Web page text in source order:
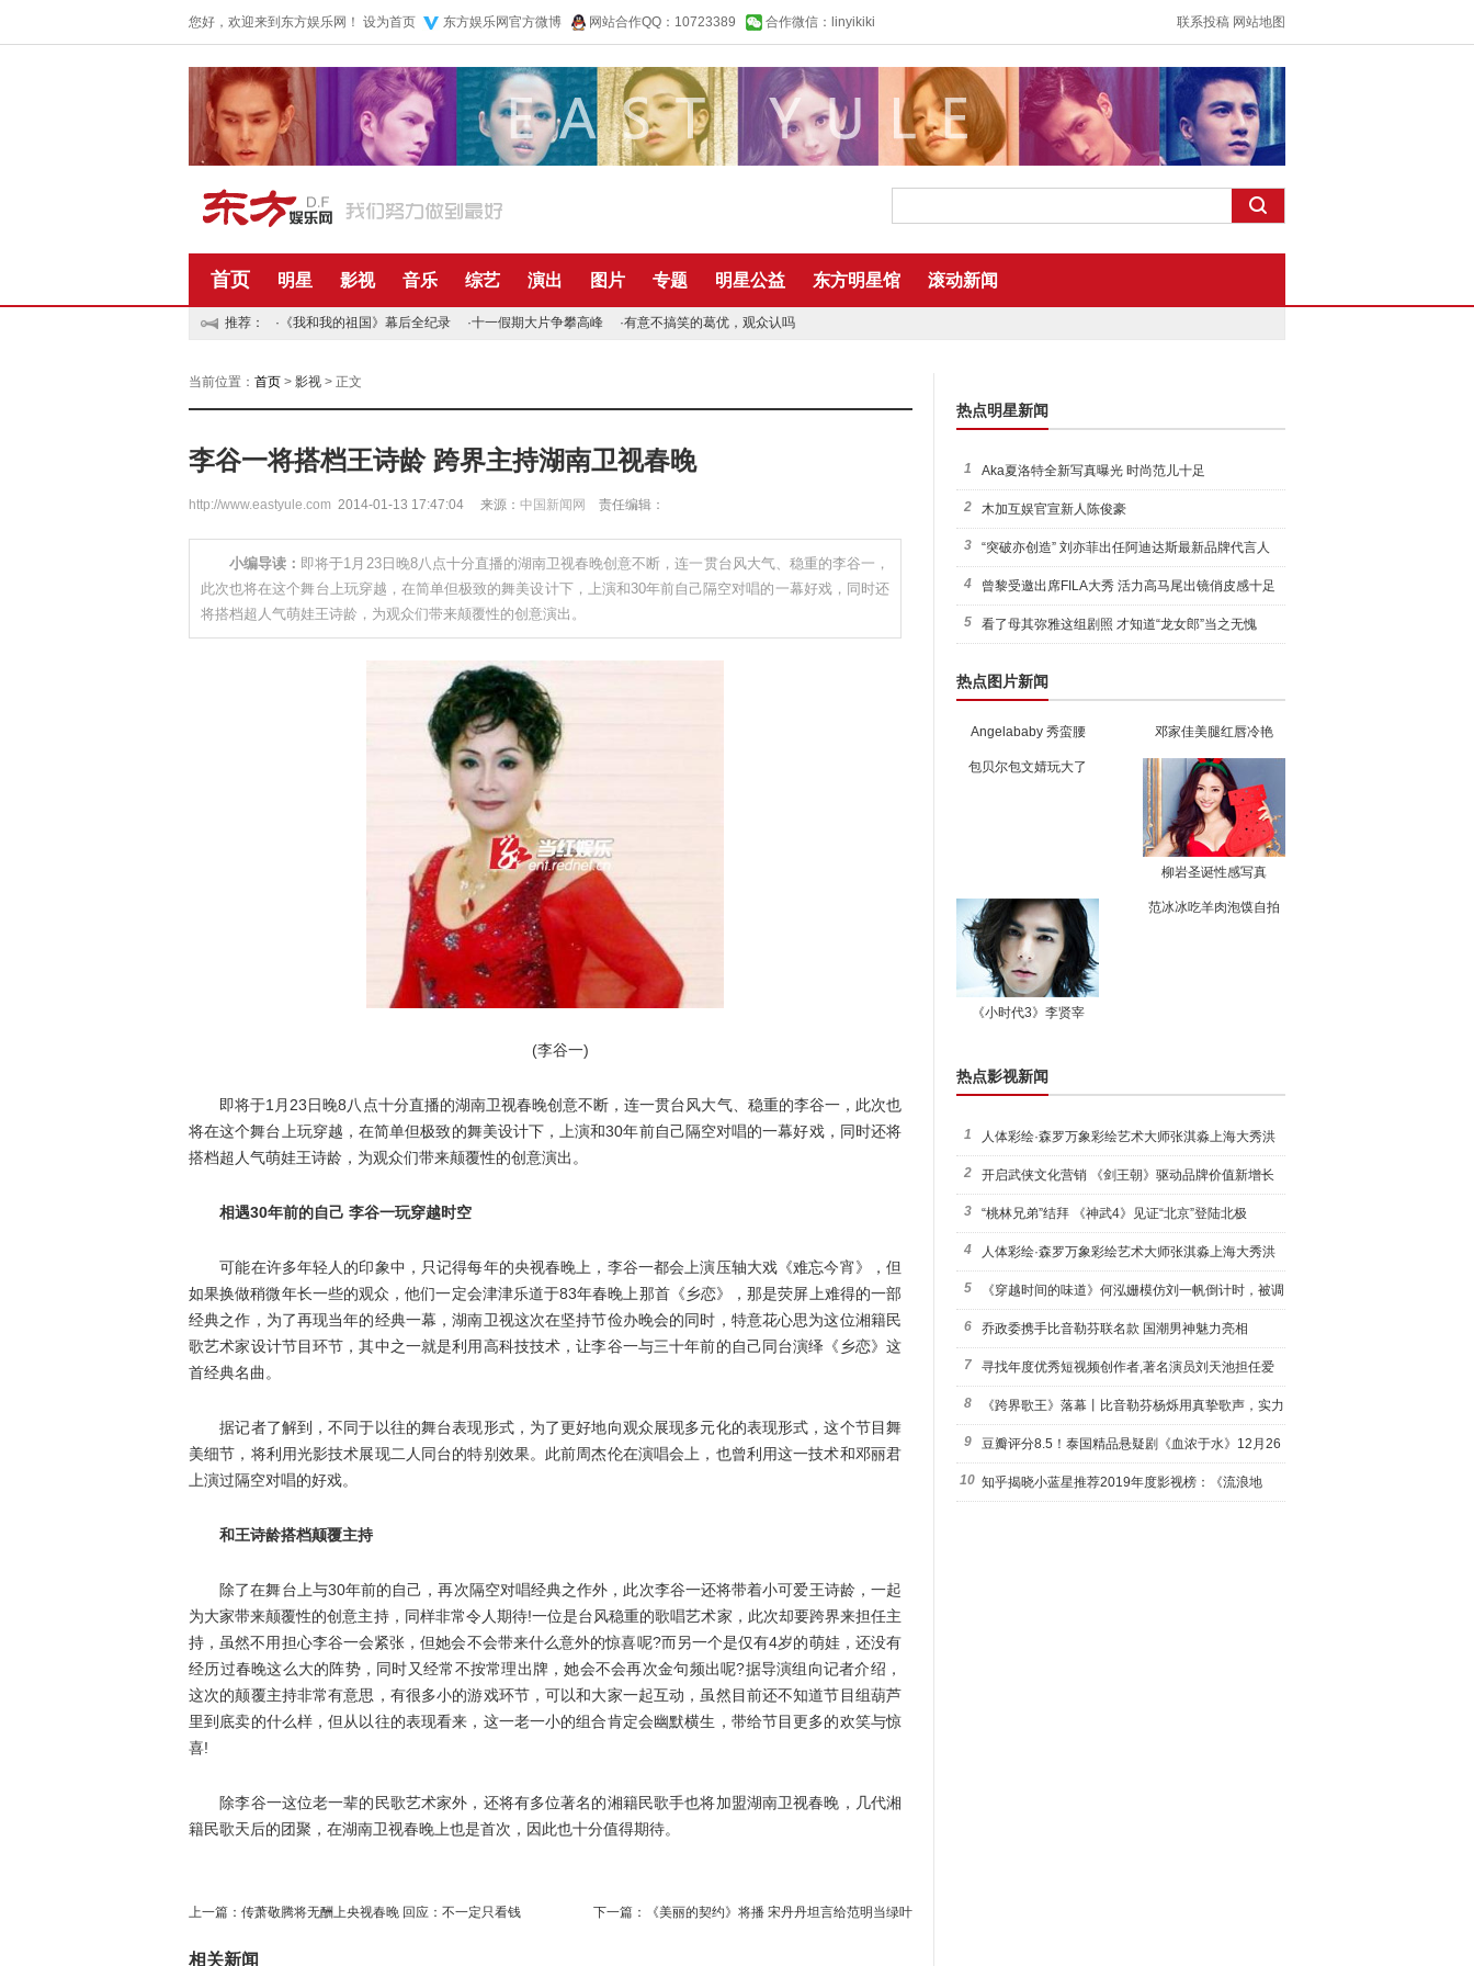
您好，欢迎来到东方娱乐网！ 设为首页 东方娱乐网官方微博 网站合作QQ：10723389 合作微信：linyikiki 联系投稿 网站地图
首页 明星 影视 音乐 综艺 演出 图片 专题 明星公益 东方明星馆 滚动新闻
推荐： · 《我和我的祖国》幕后全纪录 ·十一假期大片争攀高峰 ·有意不搞笑的葛优，观众认吗
当前位置： 首页 > 影视 > 正文
李谷一将搭档王诗龄 跨界主持湖南卫视春晚
http://www.eastyule.com 2014-01-13 17:47:04 来源： 中国新闻网 责任编辑：
小编导读： 即将于1月23日晚8八点十分直播的湖南卫视春晚创意不断，连一贯台风大气、稳重的李谷一，
此次也将在这个舞台上玩穿越，在简单但极致的舞美设计下，上演和30年前自己隔空对唱的一幕好戏，同时还
将搭档超人气萌娃王诗龄，为观众们带来颠覆性的创意演出。
(李谷一)
即将于1月23日晚8八点十分直播的湖南卫视春晚创意不断，连一贯台风大气、稳重的李谷一，此次也
将在这个舞台上玩穿越，在简单但极致的舞美设计下，上演和30年前自己隔空对唱的一幕好戏，同时还将
搭档超人气萌娃王诗龄，为观众们带来颠覆性的创意演出。
相遇30年前的自己 李谷一玩穿越时空
可能在许多年轻人的印象中，只记得每年的央视春晚上，李谷一都会上演压轴大戏《难忘今宵》，但
如果换做稍微年长一些的观众，他们一定会津津乐道于83年春晚上那首《乡恋》，那是荧屏上难得的一部
经典之作，为了再现当年的经典一幕，湖南卫视这次在坚持节俭办晚会的同时，特意花心思为这位湘籍民
歌艺术家设计节目环节，其中之一就是利用高科技技术，让李谷一与三十年前的自己同台演绎《乡恋》这
首经典名曲。
据记者了解到，不同于以往的舞台表现形式，为了更好地向观众展现多元化的表现形式，这个节目舞
美细节，将利用光影技术展现二人同台的特别效果。此前周杰伦在演唱会上，也曾利用这一技术和邓丽君
上演过隔空对唱的好戏。
和王诗龄搭档颠覆主持
除了在舞台上与30年前的自己，再次隔空对唱经典之作外，此次李谷一还将带着小可爱王诗龄，一起
为大家带来颠覆性的创意主持，同样非常令人期待!一位是台风稳重的歌唱艺术家，此次却要跨界来担任主
持，虽然不用担心李谷一会紧张，但她会不会带来什么意外的惊喜呢?而另一个是仅有4岁的萌娃，还没有
经历过春晚这么大的阵势，同时又经常不按常理出牌，她会不会再次金句频出呢?据导演组向记者介绍，
这次的颠覆主持非常有意思，有很多小的游戏环节，可以和大家一起互动，虽然目前还不知道节目组葫芦
里到底卖的什么样，但从以往的表现看来，这一老一小的组合肯定会幽默横生，带给节目更多的欢笑与惊
喜!
除李谷一这位老一辈的民歌艺术家外，还将有多位著名的湘籍民歌手也将加盟湖南卫视春晚，几代湘
籍民歌天后的团聚，在湖南卫视春晚上也是首次，因此也十分值得期待。
上一篇： 传萧敬腾将无酬上央视春晚 回应：不一定只看钱 下一篇： 《美丽的契约》将播 宋丹丹坦言给范明当绿叶
相关新闻
热点明星新闻
1 Aka夏洛特全新写真曝光 时尚范儿十足
2 木加互娱官宣新人陈俊豪
3 “突破亦创造” 刘亦菲出任阿迪达斯最新品牌代言人
引爆
4 曾黎受邀出席FILA大秀 活力高马尾出镜俏皮感十足
5 看了母其弥雅这组剧照 才知道“龙女郎”当之无愧
热点图片新闻
Angelababy 秀蛮腰 邓家佳美腿红唇冷艳
包贝尔包文婧玩大了
柳岩圣诞性感写真
《小时代3》李贤宰
范冰冰吃羊肉泡馍自拍
热点影视新闻
1 人体彩绘·森罗万象彩绘艺术大师张淇淼上海大秀洪
荒宇宙
2 开启武侠文化营销 《剑王朝》驱动品牌价值新增长
3 “桃林兄弟”结拜 《神武4》见证“北京”登陆北极
4 人体彩绘·森罗万象彩绘艺术大师张淇淼上海大秀洪
荒宇宙
5 《穿越时间的味道》何泓姗模仿刘一帆倒计时，被调
侃“学人
6 乔政委携手比音勒芬联名款 国潮男神魅力亮相
7 寻找年度优秀短视频创作者,著名演员刘天池担任爱
奇艺号"奇
8 《跨界歌王》落幕丨比音勒芬杨烁用真挚歌声，实力
圈粉!
9 豆瓣评分8.5！泰国精品悬疑剧《血浓于水》12月26
日西瓜视
10 知乎揭晓小蓝星推荐2019年度影视榜：《流浪地